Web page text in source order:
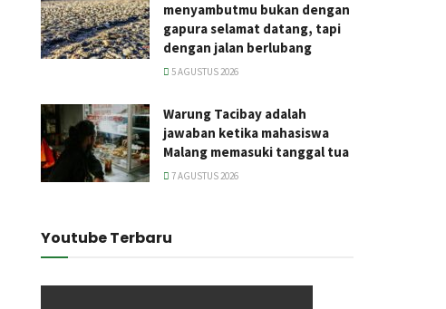
menyambutmu bukan dengan
gapura selamat datang, tapi
dengan jalan berlubang
5 AGUSTUS 2026
Warung Tacibay adalah
jawaban ketika mahasiswa
Malang memasuki tanggal tua
7 AGUSTUS 2026
Youtube Terbaru